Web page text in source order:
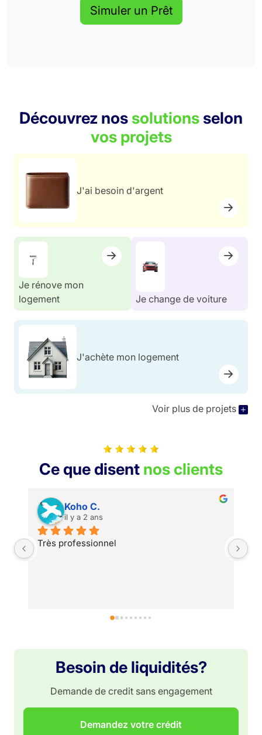
Simuler un Prêt
Découvrez nos solutions selon
vos projets
J'ai besoin d'argent
Je rénove mon
logement
Je change de voiture
J'achète mon logement
Voir plus de projets
Ce que disent nos clients
Koho C.
il y a 2 ans
Très professionnel
Besoin de liquidités?
Demande de credit sans engagement
Demandez votre crédit